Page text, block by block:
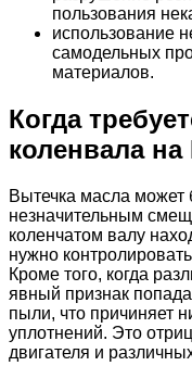
пользования
использование
самодельных
материалов.
Когда
коленвала на
Вытечка масла
незначительным
коленчатом валу
нужно
Кроме того, когда
явный признак
пыли, что причиняет
уплотнений. Это
двигателя и